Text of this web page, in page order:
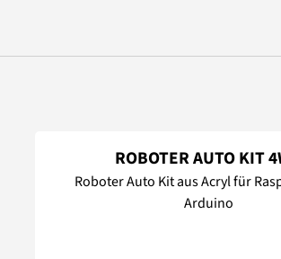
ROBOTER AUTO KIT
Roboter Auto Kit aus Acryl für
Arduino